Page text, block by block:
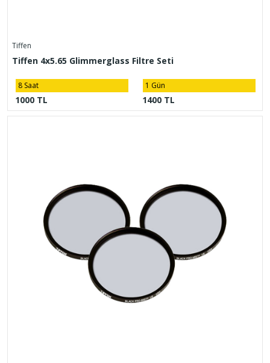
Tiffen
Tiffen 4x5.65 Glimmerglass Filtre Seti
8 Saat
1000 TL
1 Gün
1400 TL